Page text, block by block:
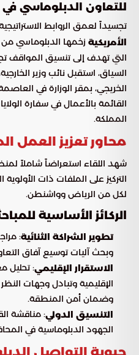
للتعاون الدبلوماسي
تجسيداً لعمق الروابط
الأمريكية زخمها الدبلوماسي من
التي تهدف إلى تنسيق المواقف
السياق، استقبل نائب وزير
الخريجي، بمقر الوزارة في
القائمة بالأعمال في سفارة
المملكة.
محاور تعزيز العمل
شهد اللقاء استعراضاً شاملاً
التركيز على الملفات ذات الأولوية
لكل من الرياض وواشنطن.
الركائز الأساسية
تطوير الشراكة الثنائية:
وبحث آليات توسيع آفاق
الاستقرار الإقليمي: تحليل
الإقليمية وتبادل وجهات
وضمان أمن المنطقة.
التنسيق الدولي: مناقشة
الجهود الدبلوماسية في